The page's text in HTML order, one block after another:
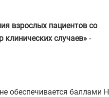
взрослых пациентов со
случаев» -
обеспечивается баллами